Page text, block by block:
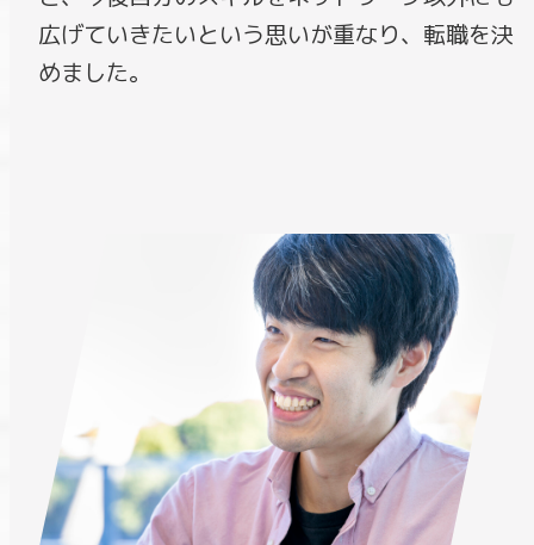
広げていきたいという思いが重なり、転職を決
めました。